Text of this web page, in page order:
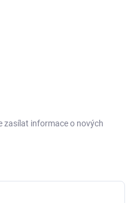
zasílat informace o nových